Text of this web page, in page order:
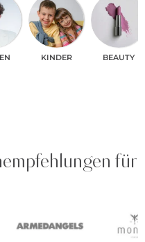
KINDER BEAUTY
für